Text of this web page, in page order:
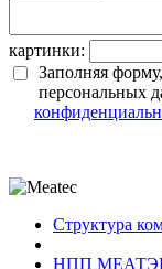
картинки:
Заполняя
персональных
Структура
НПП